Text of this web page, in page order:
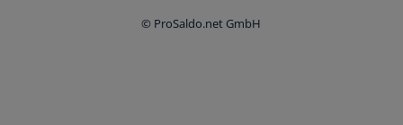
© ProSaldo.net GmbH